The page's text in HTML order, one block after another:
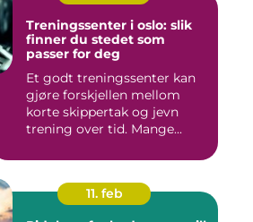
Treningssenter i oslo: slik
finner du stedet som
passer for deg
Et godt treningssenter kan
gjøre forskjellen mellom
korte skippertak og jevn
trening over tid. Mange...
11. feb